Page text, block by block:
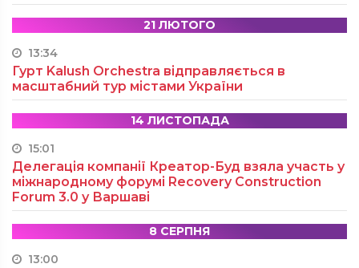
21 ЛЮТОГО
13:34
Гурт Kalush Orchestra відправляється в
масштабний тур містами України
14 ЛИСТОПАДА
15:01
Делегація компанії Креатор-Буд взяла участь у
міжнародному форумі Recovery Construction
Forum 3.0 у Варшаві
8 СЕРПНЯ
13:00